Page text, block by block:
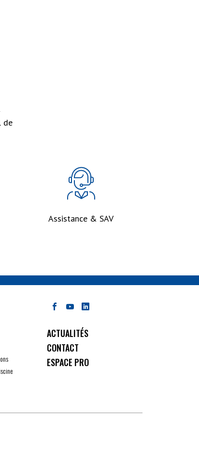
les réglementations. Personnalisez vos
de
Assistance & SAV
ACTUALITÉS
CONTACT
ESPACE PRO